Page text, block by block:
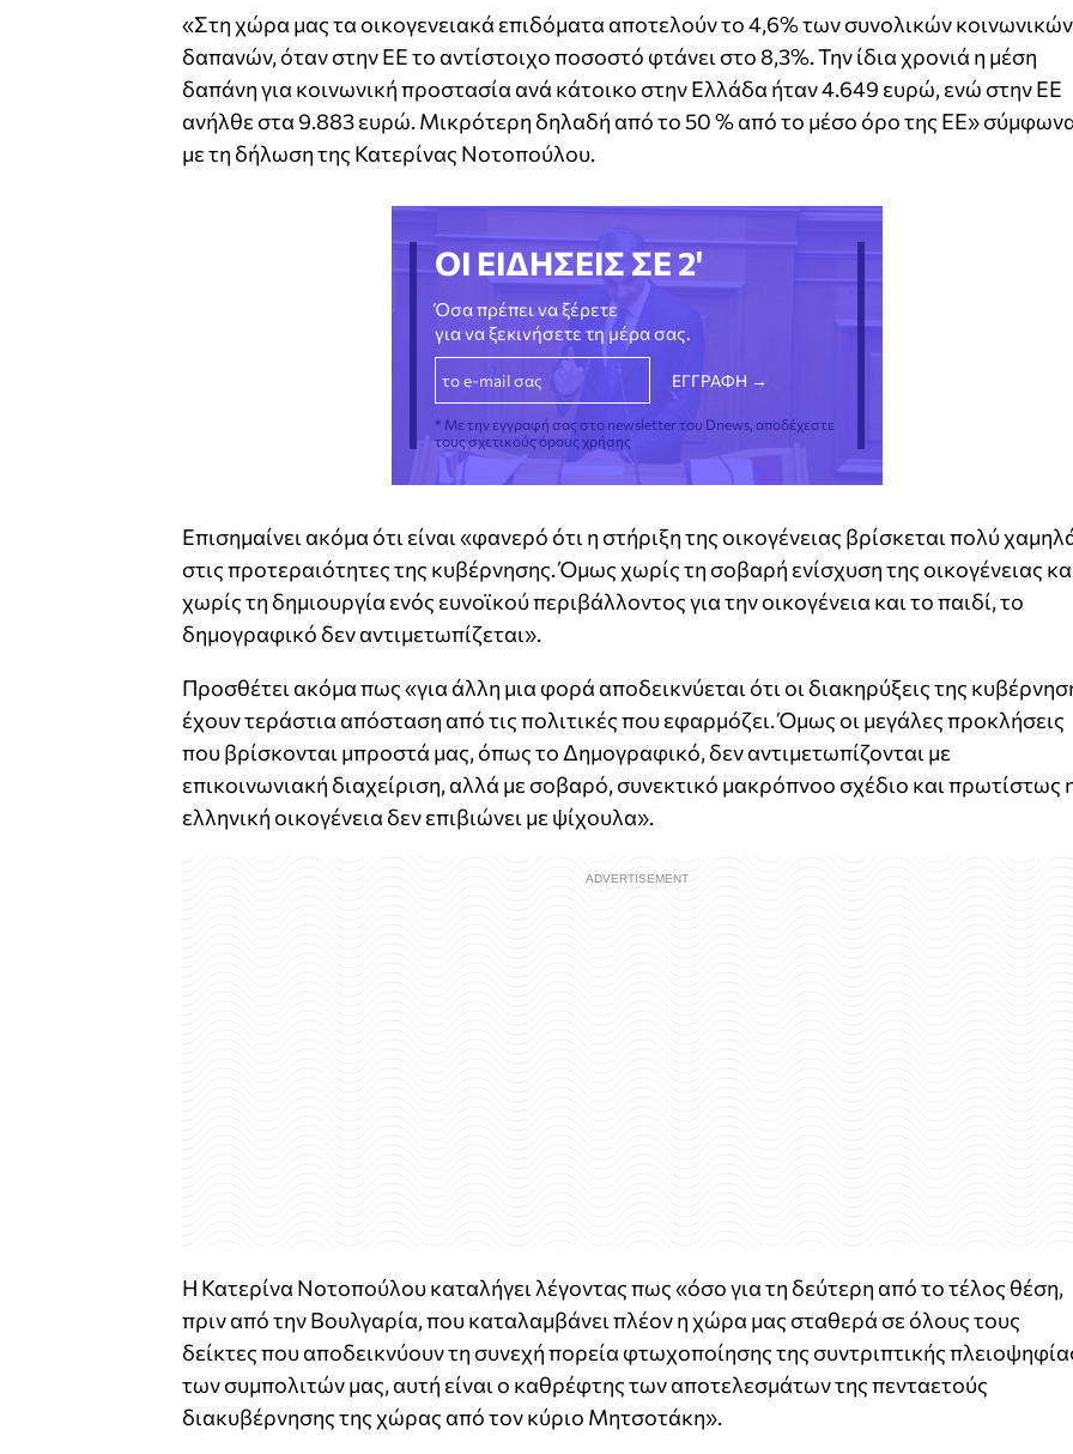
«Στη χώρα μας τα οικογενειακά επιδόματα αποτελούν το 4,6% των συνολικών κοινωνικών
δαπανών, όταν στην ΕΕ το αντίστοιχο ποσοστό φτάνει στο 8,3%. Την ίδια χρονιά η μέση
δαπάνη για κοινωνική προστασία ανά κάτοικο στην Ελλάδα ήταν 4.649 ευρώ, ενώ στην ΕΕ
ανήλθε στα 9.883 ευρώ. Μικρότερη δηλαδή από το 50 % από το μέσο όρο της ΕΕ»
με τη δήλωση της Κατερίνας Νοτοπούλου.
ΟΙ ΕΙΔΗΣΕΙΣ ΣΕ 2'
Όσα πρέπει να ξέρετε
για να ξεκινήσετε τη μέρα σας.
* Με την εγγραφή σας στο newsletter του Dnews, αποδέχεστε
τους σχετικούς όρους χρήσης
Επισημαίνει ακόμα ότι είναι «φανερό ότι η στήριξη της οικογένειας βρίσκεται πολύ
στις προτεραιότητες της κυβέρνησης. Όμως χωρίς τη σοβαρή ενίσχυση της οικογένειας
χωρίς τη δημιουργία ενός ευνοϊκού περιβάλλοντος για την οικογένεια και το παιδί, το
δημογραφικό δεν αντιμετωπίζεται».
Προσθέτει ακόμα πως «για άλλη μια φορά αποδεικνύεται ότι οι διακηρύξεις της
έχουν τεράστια απόσταση από τις πολιτικές που εφαρμόζει. Όμως οι μεγάλες προκλήσεις
που βρίσκονται μπροστά μας, όπως το Δημογραφικό, δεν αντιμετωπίζονται με
επικοινωνιακή διαχείριση, αλλά με σοβαρό, συνεκτικό μακρόπνοο σχέδιο και πρωτίστως
ελληνική οικογένεια δεν επιβιώνει με ψίχουλα».
Η Κατερίνα Νοτοπούλου καταλήγει λέγοντας πως «όσο για τη δεύτερη από το τέλος θέση,
πριν από την Βουλγαρία, που καταλαμβάνει πλέον η χώρα μας σταθερά σε όλους τους
δείκτες που αποδεικνύουν τη συνεχή πορεία φτωχοποίησης της συντριπτικής
των συμπολιτών μας, αυτή είναι ο καθρέφτης των αποτελεσμάτων της πενταετούς
διακυβέρνησης της χώρας από τον κύριο Μητσοτάκη».